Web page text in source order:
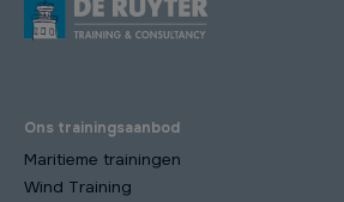
Ons trainingsaanbod
Maritieme trainingen
Wind Training